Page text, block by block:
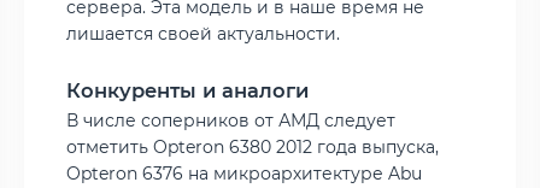
сервера. Эта модель и в наше время не
лишается своей актуальности.
Конкуренты и аналоги
В числе соперников от АМД следует
отметить Opteron 6380 2012 года выпуска,
Opteron 6376 на микроархитектуре Abu